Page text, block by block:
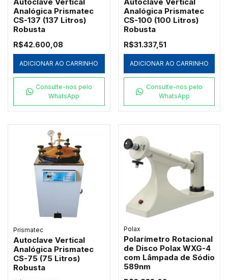
Analógica Prismatec
CS-137 (137 Litros)
Robusta
R$42.600,08
ADICIONAR AO CARRINHO
Consulte-nos pelo
WhatsApp
Analógica Prismatec
CS-100 (100 Litros)
Robusta
R$31.337,51
ADICIONAR AO CARRINHO
Consulte-nos pelo
WhatsApp
Prismatec
Autoclave Vertical
Analógica Prismatec
CS-75 (75 Litros)
Robusta
Polax
Polarímetro Rotacional
de Disco Polax WXG-4
com Lâmpada de Sódio
589nm